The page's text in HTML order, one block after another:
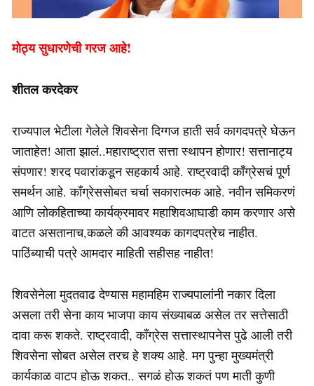
मोठ्य सुधारणेची गरज आहे!
शीतल करदेकर
राज्यपाल भेटीला गेलेले शिवसेना दिग्गज हाती सर्व कागदपत्रे घेऊन
जाताहेत! आता झालं..महाराष्ट्रात सत्ता स्थापन होणार! सत्तानाट्य
संपणार! शरद पवारांकडून सहकार्य आहे. राष्ट्रवादी काँग्रेसचं पूर्ण
समर्थन आहे. काँग्रेससोबत चर्चा सकारात्मक आहे. नवीन समिकरणं
आणि लोकहिताच्या कार्यक्रमावर महाशिवआघाडी काम करणार असे
वाटत असतानाच,कळले की आवश्यक कागदपत्रेच नाहीत.
पाठिंब्याची पत्रे आमदार माहिती सहीसह नाहीत!
शिवसेनेला मुदतवाढ देण्यास महामहिम राज्यपालांनी नकार दिला
असला तरी सेना काय भाजपा काय संख्याबळ असेल तर सत्तेसाठी
दावा करू शकते. राष्ट्रवादी, काँग्रेस सत्तास्थापनेस पुढे आली तरी
शिवसेना सोबत असेल तरच हे शक्य आहे. मग पुन्हा मुख्यमंत्री
कार्यकाळ वाटप होऊ शकत.. सगळं होऊ शकतं पण माती कुणी